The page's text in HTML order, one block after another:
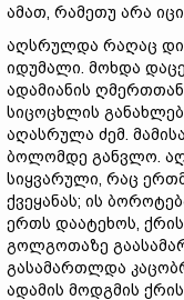
ამათ, რამეთუ არა
აღსრულდა რაღაც
იდუმალი. მოხდა
ადამიანის
სიცოცხლის
აღასრულა ძემ.
ბოლომდე განვლო.
სიყვარული, რაც
ქვეყანას; ის
ერთს დაატეხოს,
გოლგოთაზე
გასამართლდა
ადამის მოდგმის